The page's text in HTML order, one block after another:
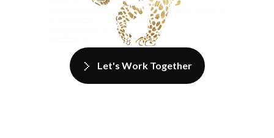
Let's Work Together